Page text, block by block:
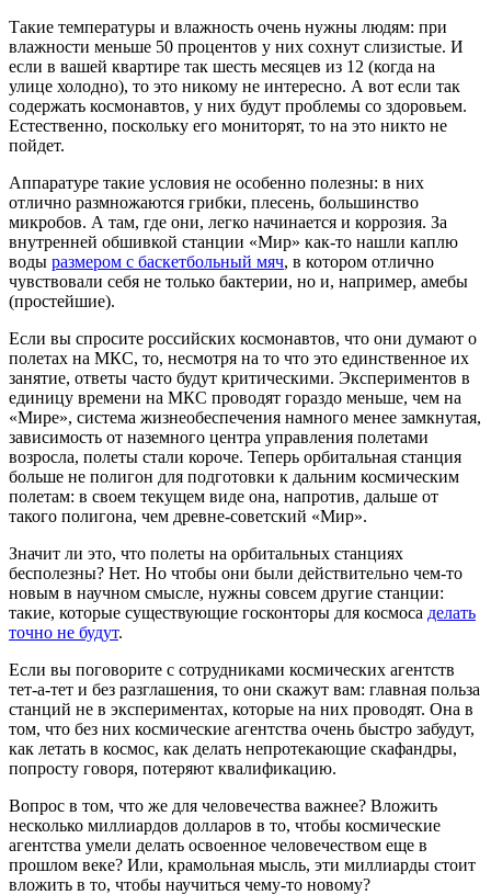
Такие температуры и влажность очень нужны людям: при
влажности меньше 50 процентов у них сохнут слизистые. И
если в вашей квартире так шесть месяцев из 12 (когда на
улице холодно), то это никому не интересно. А вот если так
содержать космонавтов, у них будут проблемы со здоровьем.
Естественно, поскольку его мониторят, то на это никто не
пойдет.
Аппаратуре такие условия не особенно полезны: в них
отлично размножаются грибки, плесень, большинство
микробов. А там, где они, легко начинается и коррозия. За
внутренней обшивкой станции «Мир» как-то нашли каплю
воды размером с баскетбольный мяч, в котором отлично
чувствовали себя не только бактерии, но и, например, амебы
(простейшие).
Если вы спросите российских космонавтов, что они думают о
полетах на МКС, то, несмотря на то что это единственное их
занятие, ответы часто будут критическими. Экспериментов в
единицу времени на МКС проводят гораздо меньше, чем на
«Мире», система жизнеобеспечения намного менее замкнутая,
зависимость от наземного центра управления полетами
возросла, полеты стали короче. Теперь орбитальная станция
больше не полигон для подготовки к дальним космическим
полетам: в своем текущем виде она, напротив, дальше от
такого полигона, чем древне-советский «Мир».
Значит ли это, что полеты на орбитальных станциях
бесполезны? Нет. Но чтобы они были действительно чем-то
новым в научном смысле, нужны совсем другие станции:
такие, которые существующие госконторы для космоса делать
точно не будут.
Если вы поговорите с сотрудниками космических агентств
тет-а-тет и без разглашения, то они скажут вам: главная польза
станций не в экспериментах, которые на них проводят. Она в
том, что без них космические агентства очень быстро забудут,
как летать в космос, как делать непротекающие скафандры,
попросту говоря, потеряют квалификацию.
Вопрос в том, что же для человечества важнее? Вложить
несколько миллиардов долларов в то, чтобы космические
агентства умели делать освоенное человечеством еще в
прошлом веке? Или, крамольная мысль, эти миллиарды стоит
вложить в то, чтобы научиться чему-то новому?